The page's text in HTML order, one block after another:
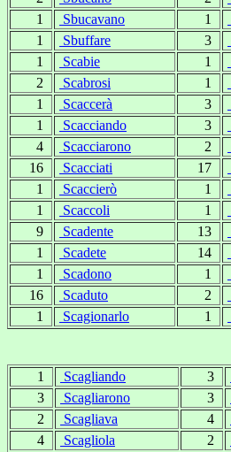
1
Sbucavano 1
1
Sbuffare 3
1
Scabie 1
2
Scabrosi 1
1
Scaccerà 3
1
Scacciando 3
4
Scacciarono 2
16
Scacciati 17
1
Scaccierò 1
1
Scaccoli 1
9
Scadente 13
1
Scadete 14
1
Scadono 1
16
Scaduto 2
1
Scagionarlo 1
1 Scagliando 3
3
Scagliarono 3
2
Scagliava 4
4
Scagliola 2